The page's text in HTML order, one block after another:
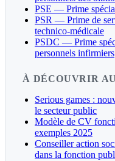
PSE — Prime
PSR — Prime de
technico-médicale
PSDC — Prime
personnels infirmiers
À DÉCOUVRIR
Serious games :
le secteur public
Modèle de CV
exemples 2025
Conseiller action
dans la fonction